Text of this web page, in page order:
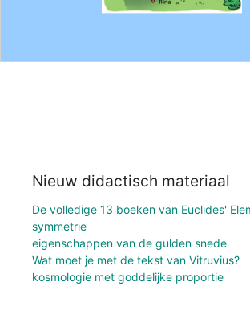
Nieuw didactisch materiaal
De volledige 13 boeken van Euclides'
symmetrie
eigenschappen van de gulden snede
Wat moet je met de tekst van Vitruvius?
kosmologie met goddelijke proportie